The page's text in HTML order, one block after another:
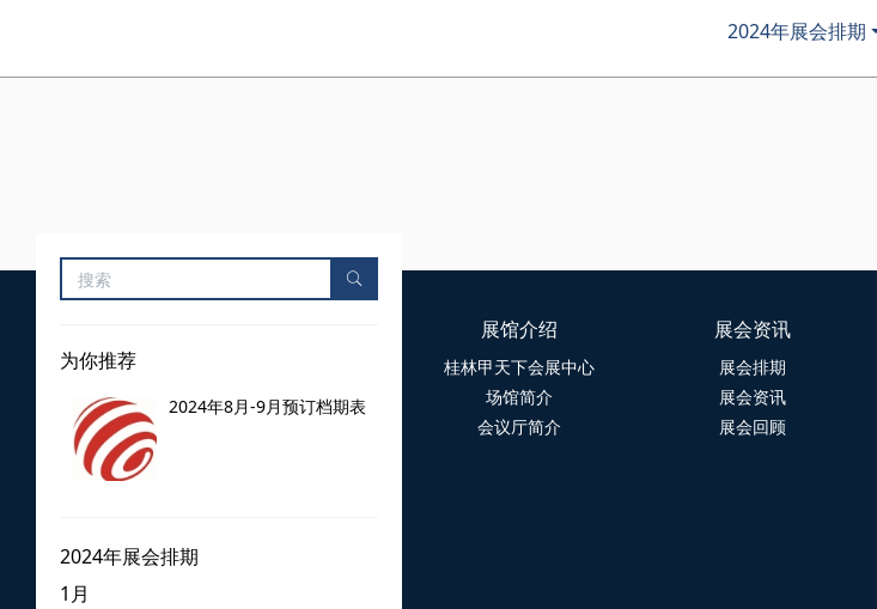
2024年展会排期
为你推荐
2024年8月-9月预订档期表
2024年展会排期
1月
展馆介绍
桂林甲天下会展中心
场馆简介
会议厅简介
展会资讯
展会排期
展会资讯
展会回顾